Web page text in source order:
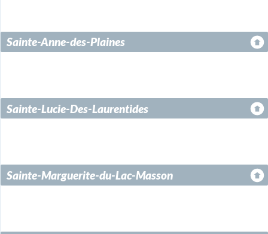
Sainte-Anne-des-Plaines
Sainte-Lucie-Des-Laurentides
Sainte-Marguerite-du-Lac-Masson